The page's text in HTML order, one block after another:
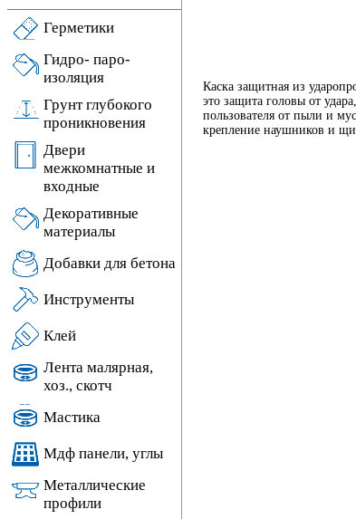
Герметики
Гидро- паро-
изоляция
Грунт глубокого
проникновения
Двери
межкомнатные и
входные
Декоративные
материалы
Добавки для бетона
Инструменты
Клей
Лента малярная,
хоз., скотч
Мастика
Мдф панели, углы
Металлические
профили
Каска защитная из
это защита головы от
пользователя от пыли и
крепление наушников и